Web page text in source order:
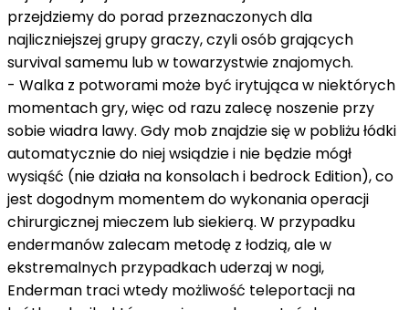
przejdziemy do porad przeznaczonych dla
najliczniejszej grupy graczy, czyli osób grających
survival samemu lub w towarzystwie znajomych.
- Walka z potworami może być irytująca w niektórych
momentach gry, więc od razu zalecę noszenie przy
sobie wiadra lawy. Gdy mob znajdzie się w pobliżu łódki
automatycznie do niej wsiądzie i nie będzie mógł
wysiąść (nie działa na konsolach i bedrock Edition), co
jest dogodnym momentem do wykonania operacji
chirurgicznej mieczem lub siekierą. W przypadku
endermanów zalecam metodę z łodzią, ale w
ekstremalnych przypadkach uderzaj w nogi,
Enderman traci wtedy możliwość teleportacji na